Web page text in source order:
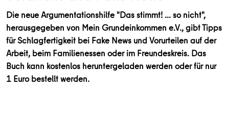
Die neue Argumentationshilfe "Das stimmt! ... so nicht",
herausgegeben von Mein Grundeinkommen e.V., gibt Tipps
für Schlagfertigkeit bei Fake News und Vorurteilen auf der
Arbeit, beim Familienessen oder im Freundeskreis. Das
Buch kann kostenlos heruntergeladen werden oder für nur
1 Euro bestellt werden.